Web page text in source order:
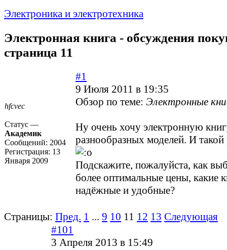
Электроника и электротехника
Электронная книга - обсуждения
страница 11
hfcvec
Статус —
Академик
Сообщений: 2004
Регистрация: 13
Января 2009
#1
9 Июля 2011 в 19:35
Обзор по теме: Электронные
Ну очень хочу электронную
разнообразных моделей. И такой
Подскажите, пожалуйста, как
более оптимальные цены, какие
надёжные и удобные?
Страницы: Пред. 1 ... 9 10 11 12 13 Следующая
#101
3 Апреля 2013 в 15:49